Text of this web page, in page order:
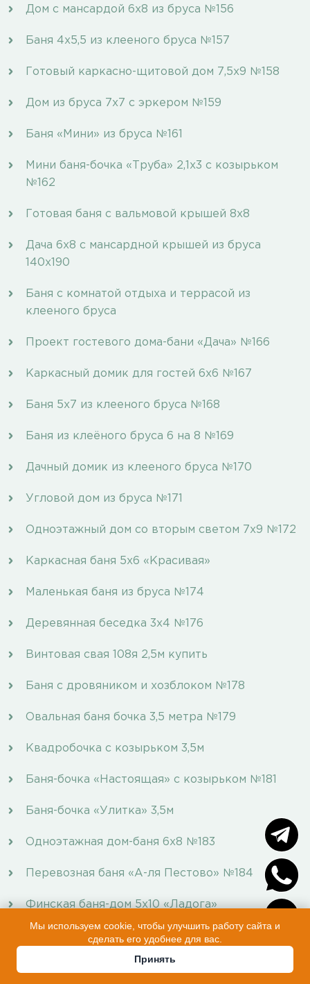
Дом с мансардой 6х8 из бруса №156
Баня 4х5,5 из клееного бруса №157
Готовый каркасно-щитовой дом 7,5х9 №158
Дом из бруса 7х7 с эркером №159
Баня «Мини» из бруса №161
Мини баня-бочка «Труба» 2,1х3 с козырьком
№162
Готовая баня с вальмовой крышей 8х8
Дача 6х8 с мансардной крышей из бруса
140х190
Баня с комнатой отдыха и террасой из
клееного бруса
Проект гостевого дома-бани «Дача» №166
Каркасный домик для гостей 6х6 №167
Баня 5х7 из клееного бруса №168
Баня из клеёного бруса 6 на 8 №169
Дачный домик из клееного бруса №170
Угловой дом из бруса №171
Одноэтажный дом со вторым светом 7х9 №172
Каркасная баня 5х6 «Красивая»
Маленькая баня из бруса №174
Деревянная беседка 3х4 №176
Винтовая свая 108я 2,5м купить
Баня с дровяником и хозблоком №178
Овальная баня бочка 3,5 метра №179
Квадробочка с козырьком 3,5м
Баня-бочка «Настоящая» с козырьком №181
Баня-бочка «Улитка» 3,5м
Одноэтажная дом-баня 6х8 №183
Перевозная баня «А-ля Пестово» №184
Финская баня-дом 5х10 «Ладога»
Винтовая свая 89я 2,5м купить
Свайно винтовой фундамент 6х6 9 свай
Мы используем cookie, чтобы улучшить работу сайта и
сделать его удобнее для вас.
Принять